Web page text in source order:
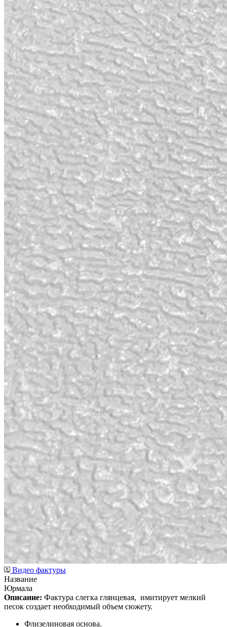
Видео фактуры
Название
Юрмала
Описание: Фактура слегка глянцевая, имитирует мелкий
песок создает необходимый объем сюжету.
Флизелиновая основа.